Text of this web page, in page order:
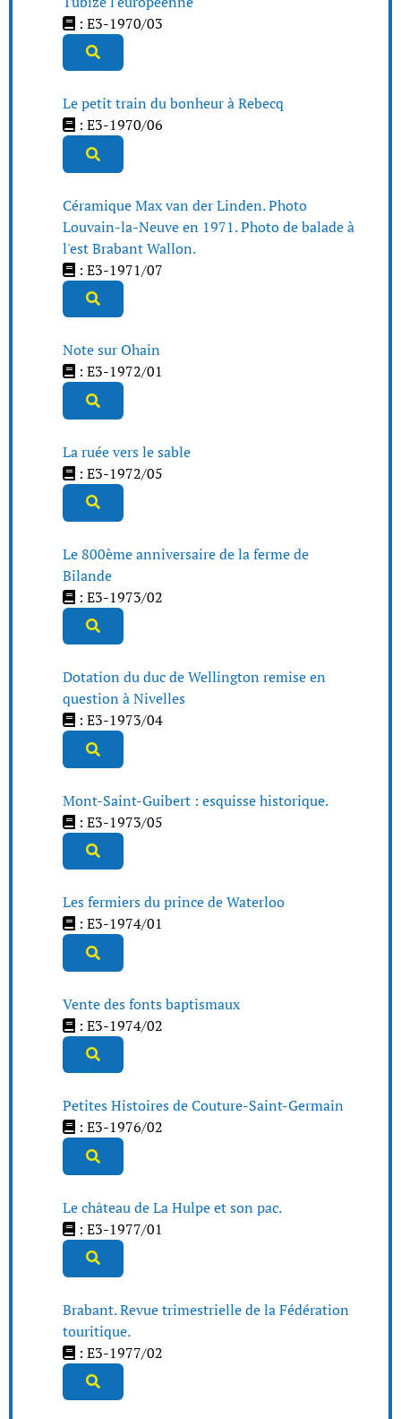
: E3-1970/03
Le petit train du bonheur à Rebecq
: E3-1970/06
Céramique Max van der Linden. Photo
Louvain-la-Neuve en 1971. Photo de balade à
l'est Brabant Wallon.
: E3-1971/07
Note sur Ohain
: E3-1972/01
La ruée vers le sable
: E3-1972/05
Le 800ème anniversaire de la ferme de
Bilande
: E3-1973/02
Dotation du duc de Wellington remise en
question à Nivelles
: E3-1973/04
Mont-Saint-Guibert : esquisse historique.
: E3-1973/05
Les fermiers du prince de Waterloo
: E3-1974/01
Vente des fonts baptismaux
: E3-1974/02
Petites Histoires de Couture-Saint-Germain
: E3-1976/02
Le château de La Hulpe et son pac.
: E3-1977/01
Brabant. Revue trimestrielle de la Fédération
touritique.
: E3-1977/02